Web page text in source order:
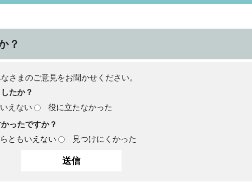
？
さまのご意見をお聞かせください。
たか？
えない
役に立たなかった
ったですか？
ともいえない 見つけにくかった